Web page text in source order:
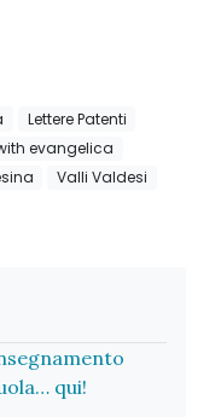
Lettere Patenti
evangelica
Valli Valdesi
qui!